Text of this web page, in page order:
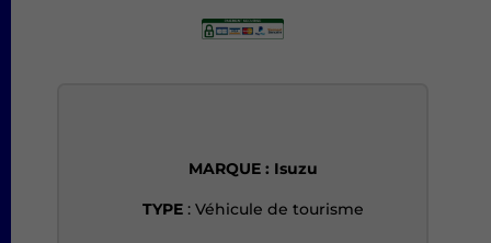
MARQUE : Isuzu
TYPE : Véhicule de tourisme